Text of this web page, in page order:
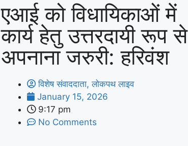
एआई को विधायिकाओं में
कार्य हेतु उत्तरदायी रूप से
अपनाना जरुरी: हरिवंश
विशेष संवाददाता, लोकपथ लाइव
January 15, 2026
9:17 pm
No Comments